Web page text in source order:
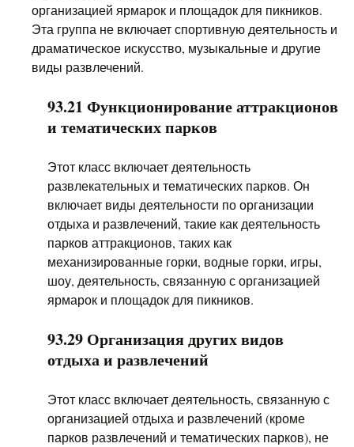
организацией ярмарок и площадок для пикников.
Эта группа не включает спортивную деятельность и
драматическое искусство, музыкальные и другие
виды развлечений.
93.21 Функционирование аттракционов
и тематических парков
Этот класс включает деятельность
развлекательных и тематических парков. Он
включает виды деятельности по организации
отдыха и развлечений, такие как деятельность
парков аттракционов, таких как
механизированные горки, водные горки, игры,
шоу, деятельность, связанную с организацией
ярмарок и площадок для пикников.
93.29 Организация других видов
отдыха и развлечений
Этот класс включает деятельность, связанную с
организацией отдыха и развлечений (кроме
парков развлечений и тематических парков), не